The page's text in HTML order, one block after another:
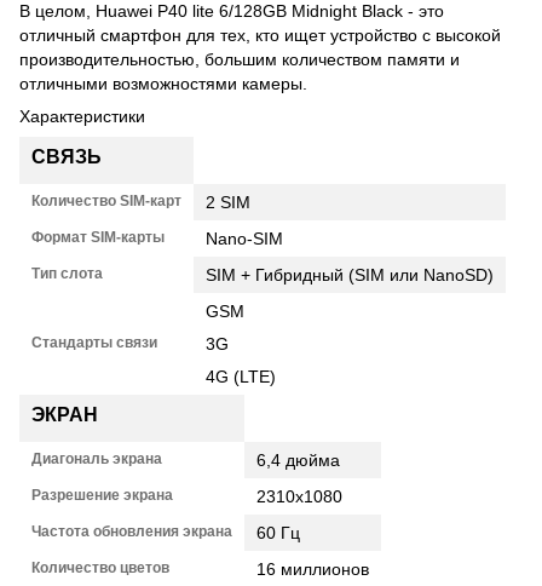
В целом, Huawei P40 lite 6/128GB Midnight Black - это
отличный смартфон для тех, кто ищет устройство с высокой
производительностью, большим количеством памяти и
отличными возможностями камеры.
Характеристики
СВЯЗЬ
Количество SIM-карт 2 SIM
Формат SIM-карты Nano-SIM
Тип слота SIM + Гибридный (SIM или NanoSD)
Стандарты связи
GSM
3G
4G (LTE)
ЭКРАН
Диагональ экрана 6,4 дюйма
Разрешение экрана 2310x1080
Частота обновления экрана 60 Гц
Количество цветов 16 миллионов